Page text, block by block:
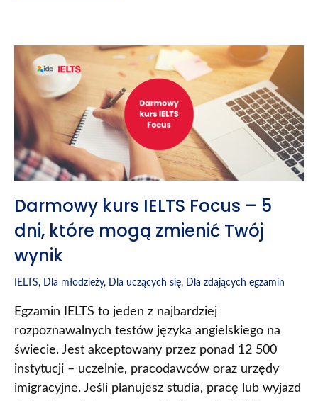
Darmowy kurs IELTS Focus – 5
dni, które mogą zmienić Twój
wynik
IELTS, Dla młodzieży, Dla uczących się, Dla zdających egzamin
Egzamin IELTS to jeden z najbardziej
rozpoznawalnych testów języka angielskiego na
świecie. Jest akceptowany przez ponad 12 500
instytucji – uczelnie, pracodawców oraz urzędy
imigracyjne. Jeśli planujesz studia, pracę lub wyjazd